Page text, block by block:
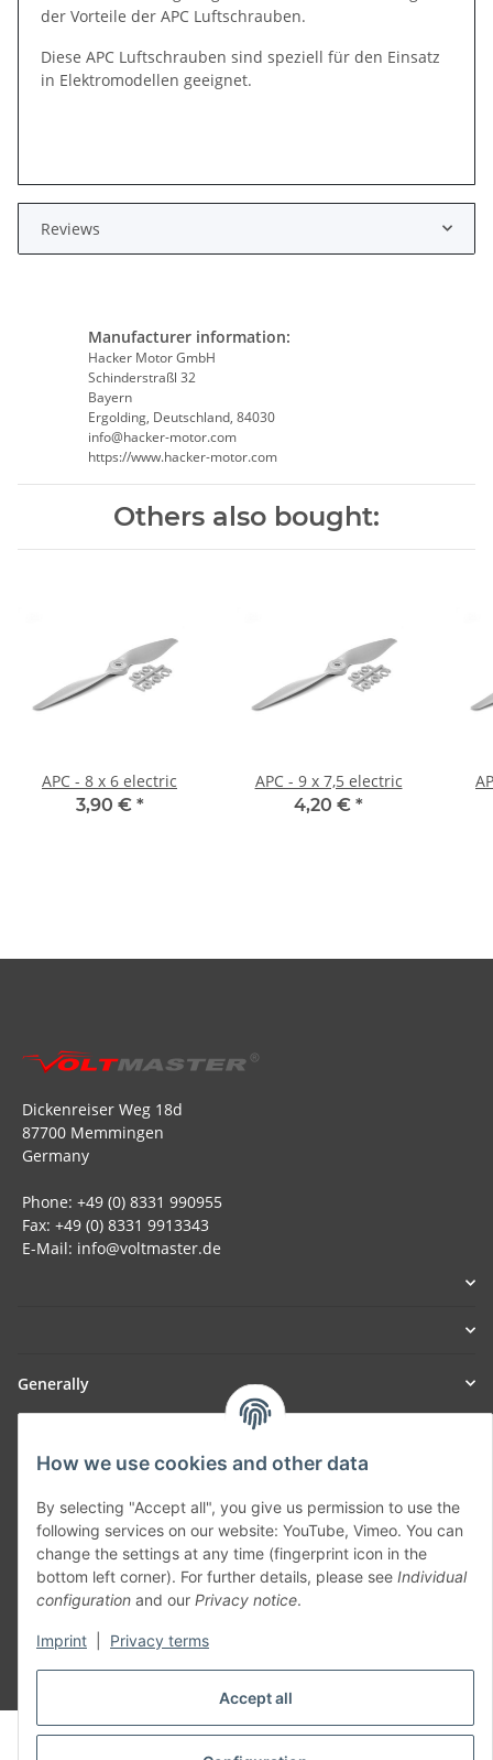
Accept all
How we use cookies and other data
By selecting "Accept all", you give us permission to use the
following services on our website: YouTube, Vimeo. You can
change the settings at any time (fingerprint icon in the
bottom left corner). For further details, please see Individual
configuration and our Privacy notice.
Imprint Privacy terms
der Vorteile der APC Luftschrauben.
Diese APC Luftschrauben sind speziell für den Einsatz
in Elektromodellen geeignet.
Reviews
Manufacturer information:
Hacker Motor GmbH
Schinderstraßl 32
Bayern
Ergolding, Deutschland, 84030
info@hacker-motor.com
https://www.hacker-motor.com
Others also bought:
APC - 8 x 6 electric
3,90 € *
APC - 9 x 7,5 electric
4,20 € *
Dickenreiser Weg 18d
87700 Memmingen
Germany
Phone: +49 (0) 8331 990955
Fax: +49 (0) 8331 9913343
E-Mail: info@voltmaster.de
Generally
Withdraw contract
© voltmaster.de